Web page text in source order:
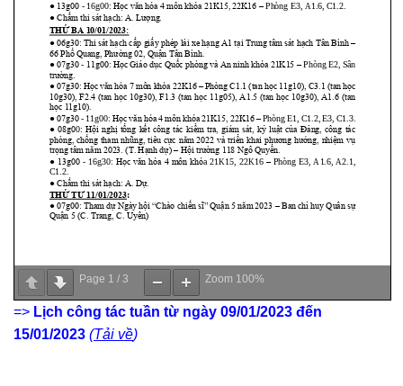
Page 1 / 3 Zoom 100%
=> Lịch công tác tuần từ ngày 09/01/2023 đến
15/01/2023 (Tải về)